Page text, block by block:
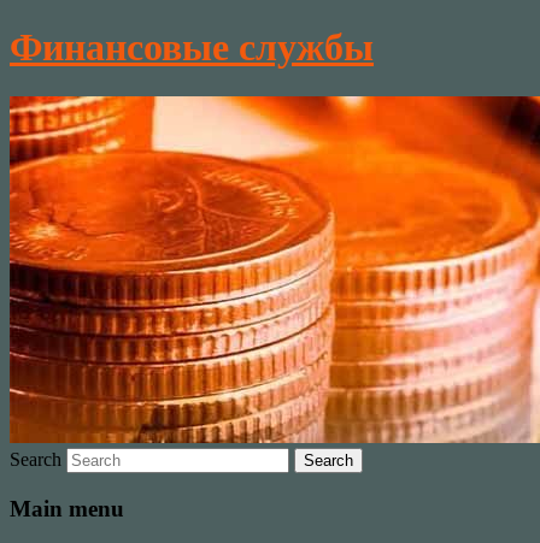
Финансовые службы
Search
Main menu